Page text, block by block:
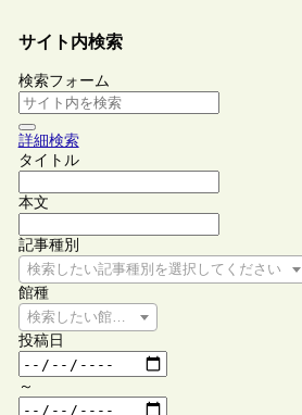
サイト内検索
検索フォーム
詳細検索
タイトル
本文
記事種別
検索したい記事種別を選択してください
館種
検索したい館種を選択してください
投稿日
～